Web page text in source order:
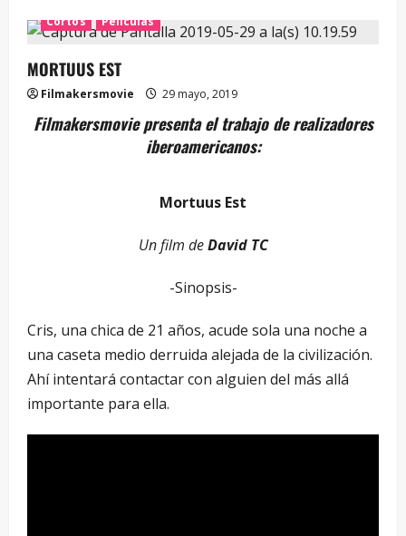
Cortos Películas
MORTUUS EST
Filmakersmovie 29 mayo, 2019
Filmakersmovie presenta el trabajo de realizadores
iberoamericanos:
Mortuus Est
Un film deDavid TC
-Sinopsis-
Cris, una chica de 21 años, acude sola una noche a
una caseta medio derruida alejada de la civilización.
Ahí intentará contactar con alguien del más allá
importante para ella.